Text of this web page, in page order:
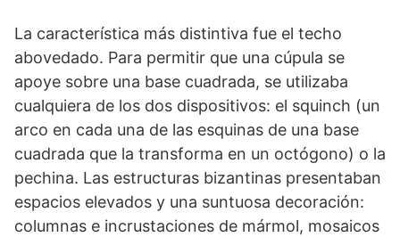
La característica más distintiva fue el techo
abovedado. Para permitir que una cúpula se
apoye sobre una base cuadrada, se utilizaba
cualquiera de los dos dispositivos: el squinch (un
arco en cada una de las esquinas de una base
cuadrada que la transforma en un octógono) o la
pechina. Las estructuras bizantinas presentaban
espacios elevados y una suntuosa decoración:
columnas e incrustaciones de mármol, mosaicos